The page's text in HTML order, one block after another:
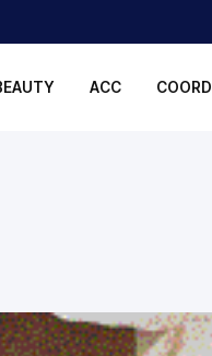
ACC COORDI